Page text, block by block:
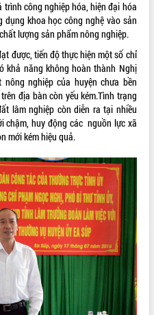
công nghiệp hóa, hiện đại hóa
khoa học công nghệ vào sản
lượng sản phẩm nông nghiệp.
được, tiến độ thực hiện một số chỉ
khả năng không hoàn thành Nghị
nghiệp của huyện chưa bền
địa bàn còn yếu kém.Tình trạng
lâm nghiệp còn diễn ra tại nhiều
chậm, huy động các nguồn lực xã
mới kém hiệu quả.